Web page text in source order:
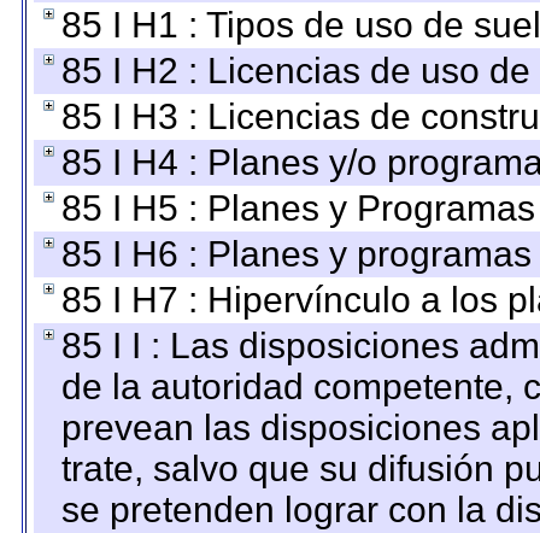
85 I H1 : Tipos de uso de
85 I H2 : Licencias de uso
85 I H3 : Licencias de
85 I H4 : Planes y/o
85 I H5 : Planes y
85 I H6 : Planes y
85 I H7 : Hipervínculo a los
85 I I : Las disposiciones
de la autoridad competente,
prevean las disposiciones
trate, salvo que su difusión
se pretenden lograr con la